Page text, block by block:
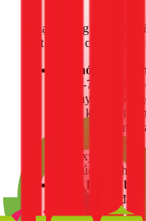
Sò lạnh hỏng thường
xuất phát từ các
Lão hóa linh
Sau 5-7 năm
độ thay đổi đột
các lá kim loại
đóng/ngắt chính
Tiếp điểm bị oxy
làm oxy hóa các
tiếp xúc kém
Hỏng hóc từ bộ
ở điện trở xả đá
lạnh.